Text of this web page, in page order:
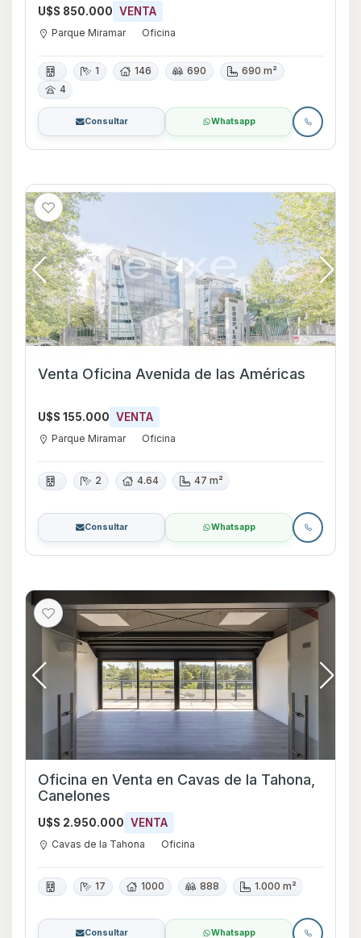
U$S 850.000 VENTA
Parque Miramar Oficina
1 146 690
690 m²
4
Consultar Whatsapp
Venta Oficina Avenida de las Américas
U$S 155.000 VENTA
Parque Miramar Oficina
2 4.64 47 m²
Consultar Whatsapp
Oficina en Venta en Cavas de la Tahona,
Canelones
U$S 2.950.000 VENTA
Cavas de la Tahona Oficina
17 1000 888 1.000 m²
Consultar Whatsapp